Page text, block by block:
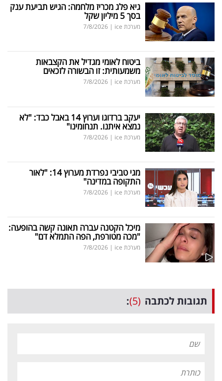
גיא פלג מכריז מלחמה: הגיש תביעת ענק
בסך 5 מיליון שקל
מערכת ice |
7/8/2026
ביטוח לאומי מגדיל את הקצבאות
משמעותית: זו הבשורה לזכאים
מערכת ice |
7/8/2026
יעקב ברדוגו וערוץ 14 באבל כבד: "לא
נמצא איתנו. תנחומינו"
מערכת ice |
7/8/2026
מגי טביבי נפרדת מערוץ 14: "לאור
התקופה במדינה"
מערכת ice |
7/8/2026
מיכל הקטנה עברה תאונה קשה בהופעה:
"מכה מטורפת, הפה התמלא דם"
מערכת ice |
7/8/2026
תגובות לכתבה (5)
: